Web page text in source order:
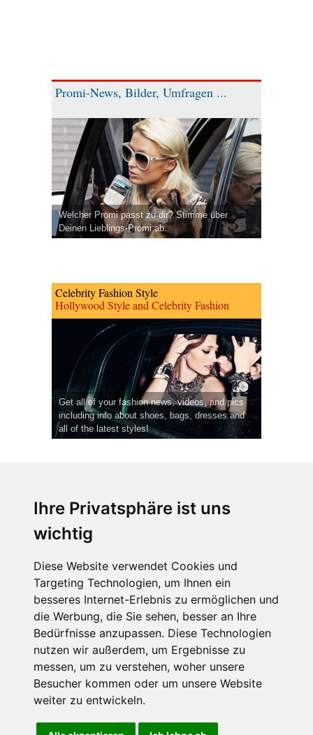
Ihre Privatsphäre ist uns
wichtig
Diese Website verwendet Cookies und
Targeting Technologien, um Ihnen ein
besseres Internet-Erlebnis zu ermöglichen und
die Werbung, die Sie sehen, besser an Ihre
Bedürfnisse anzupassen. Diese Technologien
nutzen wir außerdem, um Ergebnisse zu
messen, um zu verstehen, woher unsere
Besucher kommen oder um unsere Website
weiter zu entwickeln.
Promi-News, Bilder, Umfragen ...
Welcher Promi passt zu dir? Stimme über
Deinen Lieblings-Promi ab.
Celebrity Fashion Style
Hollywood Style and Celebrity Fashion
Get all of your fashion news, videos, and pics
including info about shoes, bags, dresses and
all of the latest styles!
CPost.org© 2013-2023 The Celebrity Post.
Terms of Use Privacy | Cookies Policy( Einstellungen ändern
About Us
Advertising
Contact Us
YouTube